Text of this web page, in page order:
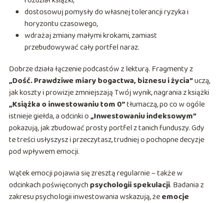
dostosowuj pomysły do własnej tolerancji ryzyka i
horyzontu czasowego,
wdrażaj zmiany małymi krokami, zamiast
przebudowywać cały portfel naraz.
Dobrze działa łączenie podcastów z lekturą. Fragmenty z
„Dość. Prawdziwe miary bogactwa, biznesu i życia”uczą,
jak koszty i prowizje zmniejszają Twój wynik, nagrania z książki
„Książka o inwestowaniu tom 0”tłumaczą, po co w ogóle
istnieje giełda, a odcinki o„Inwestowaniu indeksowym”
pokazują, jak zbudować prosty portfel z tanich funduszy. Gdy
te treści usłyszysz i przeczytasz, trudniej o pochopne decyzje
pod wpływem emocji.
Wątek emocji pojawia się zresztą regularnie – także w
odcinkach poświęconychpsychologii spekulacji. Badania z
zakresu psychologii inwestowania wskazują, żeemocje